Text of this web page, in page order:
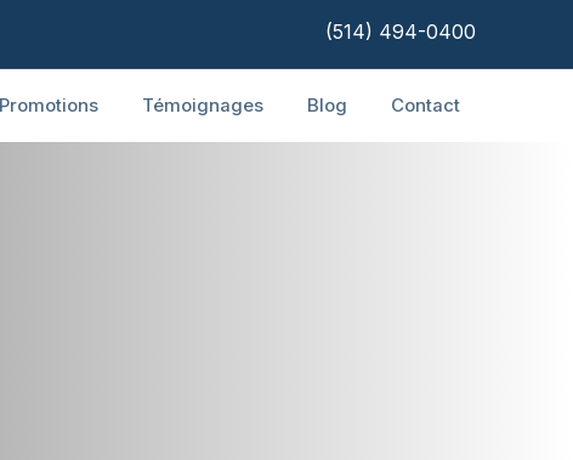
(514) 494-0400
Promotions Témoignages Blog Contact